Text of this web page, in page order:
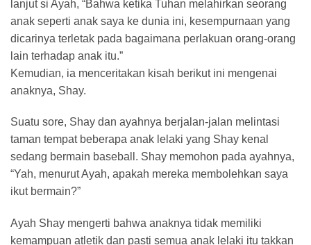
lanjut si Ayah, “Bahwa ketika Tuhan melahirkan seorang
anak seperti anak saya ke dunia ini, kesempurnaan yang
dicarinya terletak pada bagaimana perlakuan orang-orang
lain terhadap anak itu.”
Kemudian, ia menceritakan kisah berikut ini mengenai
anaknya, Shay.
Suatu sore, Shay dan ayahnya berjalan-jalan melintasi
taman tempat beberapa anak lelaki yang Shay kenal
sedang bermain baseball. Shay memohon pada ayahnya,
“Yah, menurut Ayah, apakah mereka membolehkan saya
ikut bermain?”
Ayah Shay mengerti bahwa anaknya tidak memiliki
kemampuan atletik dan pasti semua anak lelaki itu takkan